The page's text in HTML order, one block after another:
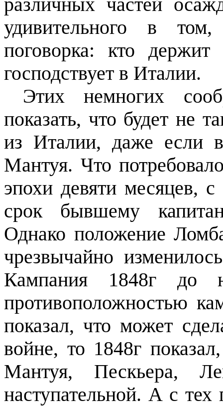
различных частей
удивительного в
поговорка: кто
господствует в Италии.
Этих немногих
показать, что будет не
из Италии, даже если
Мантуя. Что
эпохи девяти месяцев,
срок бывшему
Однако положение
чрезвычайно
Кампания 1848г до
противоположностью
показал, что может
войне, то 1848г
Мантуя, Пескьера,
наступательной. А с тех